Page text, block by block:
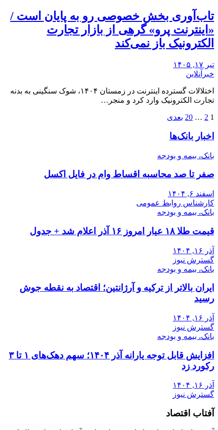
تاب‌آوری بخش خصوصی رو به پایان است /
«اینترنت پرو» گرهی از بازار تجارت
الکترونیک باز نمی‌کند
تیر ۱۷, ۱۴۰۵
خبرآنلاین
اختلالات گسترده اینترنت در زمستان ۱۴۰۴، شوک سنگینی به بدنه
تجارت الکترونیک وارد کرد و منجر…
صفحه‌بندی
نوشته‌ها
1
2
…
20 بعدی
اخبار بانک‌ها
بانک، بیمه و بودجه
صفر تا صد محاسبه اقساط وام در فایل اکسل
اسفند ۶, ۱۴۰۴
کارشناس روابط عمومی
بانک، بیمه و بودجه
قیمت طلا ۱۸ عیار امروز ۱۶ آذر اعلام شد + جدول
آذر ۱۶, ۱۴۰۴
گسترش نیوز
بانک، بیمه و بودجه
ایران بالاتر از ترکیه و آرژانتین؛ اقتصاد به نقطه جوش
رسید
آذر ۱۶, ۱۴۰۴
گسترش نیوز
بانک، بیمه و بودجه
افزایش قابل توجه یارانه آذر ۱۴۰۴؛ سهم دهک‌های ۱ تا ۳
رکورد زد
آذر ۱۶, ۱۴۰۴
گسترش نیوز
آفتاب اقتصاد